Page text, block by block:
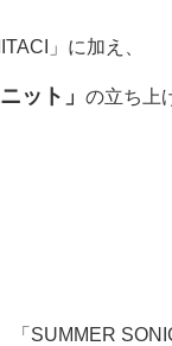
」に加え、
ット」 の立ち上
「 SUMMER